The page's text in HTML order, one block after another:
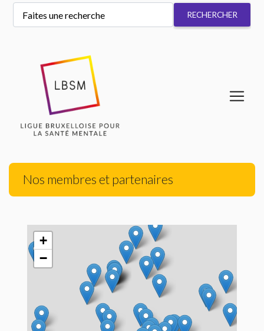
Nos membres et partenaires
+
−